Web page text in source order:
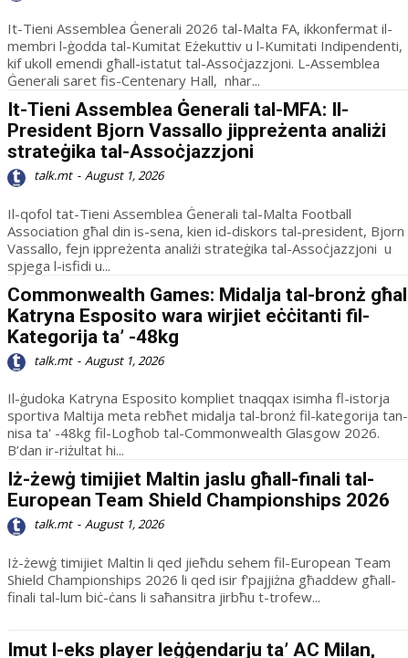
It-Tieni Assemblea Ġenerali 2026 tal-Malta FA, ikkonfermat il-
membri l-ġodda tal-Kumitat Eżekuttiv u l-Kumitati Indi­pendenti,
kif ukoll emendi għall-istatut tal-Assoċjazzjoni. L-Assemblea
Ġenerali saret fis-Centenary Hall, nhar...
It-Tieni Assemblea Ġenerali tal-MFA: Il-
President Bjorn Vassallo jippreżenta analiżi
strateġika tal-Assoċjazzjoni
talk.mt - August 1, 2026
Il-qofol tat-Tieni Assemblea Ġenerali tal-Malta Football
Association għal din is-sena, kien id-diskors tal-president, Bjorn
Vas­sallo, fejn ippreżenta analiżi strateġika tal-Assoċjazzjoni u
spjega l-isfidi u...
Commonwealth Games: Midalja tal-bronż għal
Katryna Esposito wara wirjiet eċċitanti fil-
Kategorija ta’ -48kg
talk.mt - August 1, 2026
Il-ġudoka Katryna Esposito kompliet tnaqqax isimha fl-istorja
sportiva Maltija meta rebħet midalja tal-bronż fil-kategorija tan-
nisa ta' -48kg fil-Logħob tal-Commonwealth Glasgow 2026.
B’dan ir-riżultat hi...
Iż-żewġ timijiet Maltin jaslu għall-finali tal-
European Team Shield Championships 2026
talk.mt - August 1, 2026
Iż-żewġ timijiet Maltin li qed jieħdu sehem fil-European Team
Shield Championships 2026 li qed isir f'pajjiżna għaddew għall-
finali tal-lum biċ-ċans li saħansitra jirbħu t-trofew...
Imut l-eks player leġġendarju ta’ AC Milan,